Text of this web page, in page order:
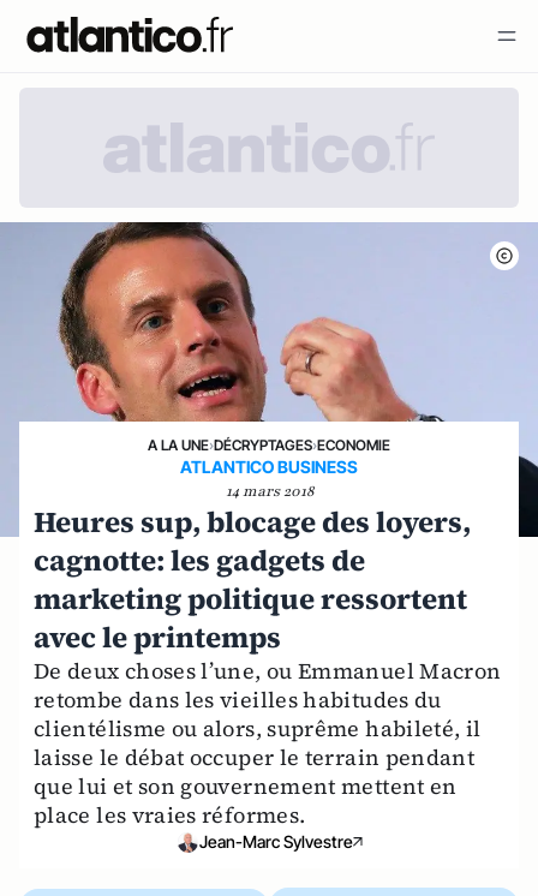
A LA UNE›DÉCRYPTAGES›ECONOMIE
ATLANTICO BUSINESS
14 mars 2018
Heures sup, blocage des loyers,
cagnotte: les gadgets de
marketing politique ressortent
avec le printemps
De deux choses l’une, ou Emmanuel Macron
retombe dans les vieilles habitudes du
clientélisme ou alors, suprême habileté, il
laisse le débat occuper le terrain pendant
que lui et son gouvernement mettent en
place les vraies réformes.
Jean-Marc Sylvestre